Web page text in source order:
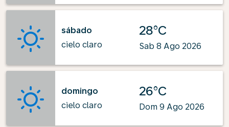
sábado
cielo claro
28°C
Sab 8 Ago 2026
domingo
cielo claro
26°C
Dom 9 Ago 2026